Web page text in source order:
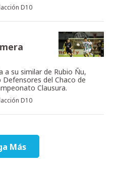
D10
a su similar de Rubio Ñu,
del Chaco de
Clausura.
D10
Más